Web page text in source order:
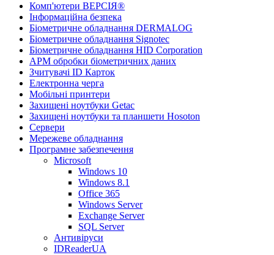
Комп'ютери ВЕРСІЯ®
Інформаційна безпека
Біометричне обладнання DERMALOG
Біометричне обладнання Signotec
Біометричне обладнання HID Corporation
АРМ обробки біометричних даних
Зчитувачі ID Карток
Електронна черга
Мобільні принтери
Захищені ноутбуки Getac
Захищені ноутбуки та планшети Hosoton
Сервери
Мережеве обладнання
Програмне забезпечення
Microsoft
Windows 10
Windows 8.1
Office 365
Windows Server
Exchange Server
SQL Server
Антивіруси
IDReaderUA